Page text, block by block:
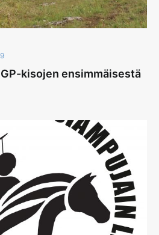
kisojen ensimmäisestä